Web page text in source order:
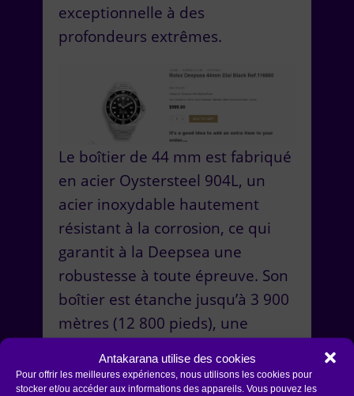
Antakarana utilise des cookies
Pour offrir les meilleures expériences, nous utilisons les cookies pour
stocker et/ou accéder aux informations des appareils. Vous pouvez les
exceptionnelle à des
profondeurs extrêmes.
Le boîtier de 44 mm est fabriqué
en acier Oystersteel 904L, un
acier inoxydable hautement
résistant à la corrosion, ce qui
garantit à la Deepsea une
robustesse à toute épreuve. Son
boîtier est étanche jusqu’à 3 900
mètres (12 800 pieds), une
des montres de plongée les plus